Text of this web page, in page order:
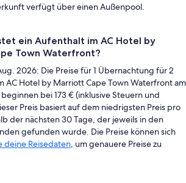
verfügt über einen Außenpool.
ein Aufenthalt im AC Hotel by
Town Waterfront?
2026: Die Preise für 1 Übernachtung für 2
AC Hotel by Marriott Cape Town Waterfront am
bei 173 € (inklusive Steuern und
Preis basiert auf dem niedrigsten Preis pro
der nächsten 30 Tage, der jeweils in den
gefunden wurde. Die Preise können sich
deine Reisedaten, um genauere Preise zu